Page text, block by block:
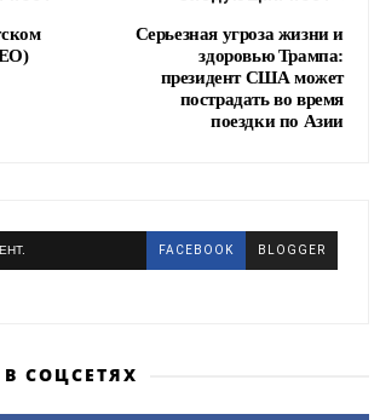
Серьезная угроза жизни и
здоровью Трампа:
президент США может
пострадать во время
поездки по Азии
FACEBOOK BLOGGER
СОЦСЕТЯХ